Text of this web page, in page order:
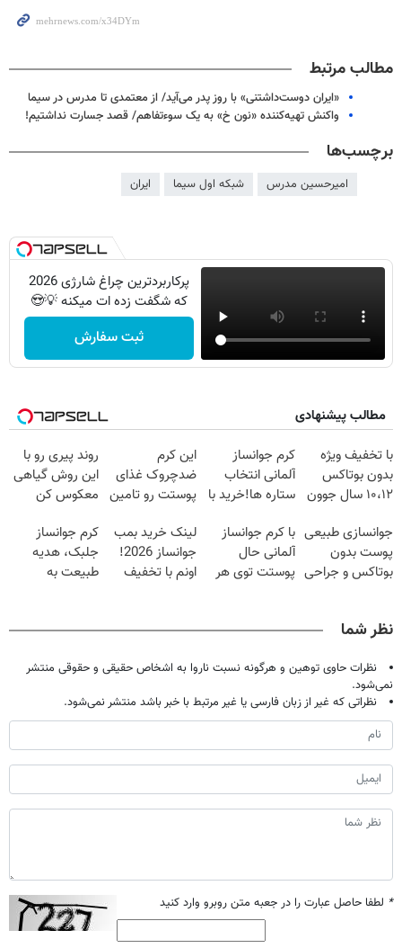
مطالب مرتبط
«ایران دوست‌داشتنی» با روز پدر می‌آید/ از معتمدی تا مدرس در سیما
واکنش تهیه‌کننده «نون خ» به یک سوءتفاهم/ قصد جسارت نداشتیم!
برچسب‌ها
امیرحسین مدرس شبکه اول سیما ایران
پرکاربردترین چراغ شارژی 2026
که شگفت زده ات میکنه 💡😍
ثبت سفارش
مطالب پیشنهادی
با تخفیف ویژه
بدون بوتاکس
۱۰،۱۲ سال جوون
کرم جوانساز
آلمانی انتخاب
ستاره ها!خرید با
این کرم
ضدچروک غذای
پوستت رو تامین
40%تخفیف)
روند پیری رو با
این روش گیاهی
معکوس کن
جوانسازی طبیعی
پوست بدون
بوتاکس و جراحی
با کرم جوانساز
آلمانی حال
پوستت توی هر
لینک خرید بمب
جوانساز 2026!
اونم با تخفیف
کرم جوانساز
جلبک، هدیه
طبیعت به
نظر شما
نظرات حاوی توهین و هرگونه نسبت ناروا به اشخاص حقیقی و حقوقی منتشر
نمی‌شود.
نظراتی که غیر از زبان فارسی یا غیر مرتبط با خبر باشد منتشر نمی‌شود.
* لطفا حاصل عبارت را در جعبه متن روبرو وارد کنید